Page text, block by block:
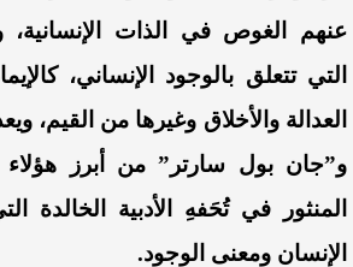
عنهم الغوص في الذات الإنسانية،
التي تتعلق بالوجود الإنساني،
العدالة والأخلاق وغيرها من القيم،
و”جان بول سارتر” من أبرز هؤلاء
المنثور في تُحَفهِ الأدبية الخالدة
الإنسان ومعنى الوجود.